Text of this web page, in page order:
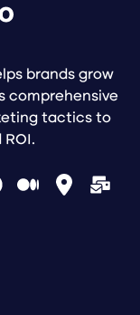
brands grow
comprehensive
tactics to